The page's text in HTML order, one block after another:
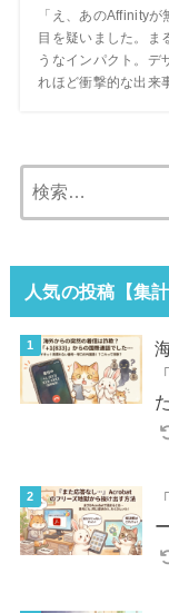
「え、あのAffinity
目を疑いました。ま
うなインパクト。デ
れほど衝撃的な出来
人気の投稿【集計